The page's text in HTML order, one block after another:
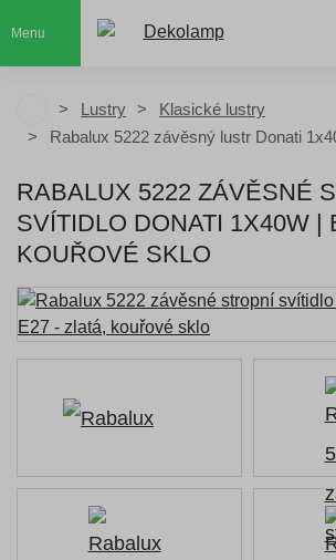
Menu
Lustry
Klasické lustry
Rabalux 5222 závěsný lustr Donati
RABALUX 5222 ZÁVĚSNÉ
SVÍTIDLO DONATI 1X40W |
KOUŘOVÉ SKLO